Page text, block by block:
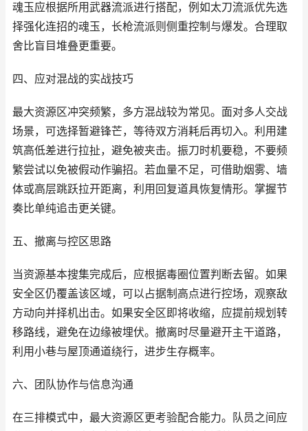
魂玉应根据所用武器流派进行搭配，例如太刀流派优先选
择强化连招的魂玉，长枪流派则侧重控制与爆发。合理取
舍比盲目堆叠更重要。
四、应对混战的实战技巧
最大资源区冲突频繁，多方混战较为常见。面对多人交战
场景，可选择暂避锋芒，等待双方消耗后再切入。利用建
筑高低差进行拉扯，避免被夹击。振刀时机要稳，不要频
繁尝试以免被假动作骗招。若血量不足，可借助烟雾、墙
体或高层跳跃拉开距离，利用回复道具恢复情形。掌握节
奏比单纯追击更关键。
五、撤离与控区思路
当资源基本搜集完成后，应根据毒圈位置判断去留。如果
安全区仍覆盖该区域，可以占据制高点进行控场，观察敌
方动向并择机出击。如果安全区即将收缩，应提前规划转
移路线，避免在边缘被埋伏。撤离时尽量避开主干道路，
利用小巷与屋顶通道绕行，进步生存概率。
六、团队协作与信息沟通
在三排模式中，最大资源区更考验配合能力。队员之间应